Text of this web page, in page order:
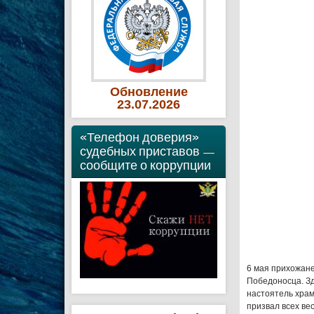
Обновление
23.07.2026
«Телефон доверия»
судебных приставов —
сообщите о коррупции
6 мая
Победоносца.
настоятель
призвал всех